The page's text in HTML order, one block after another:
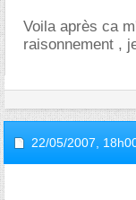
Voila après ca
raisonnement ,
22/05/2007,